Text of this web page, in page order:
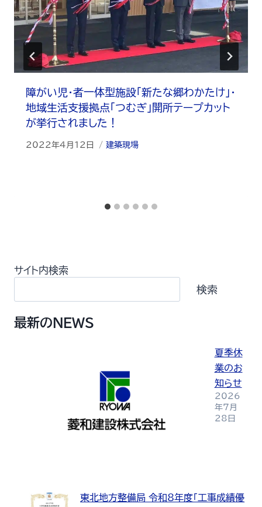
障がい児・者一体型施設「新たな郷わかたけ」・
地域生活支援拠点「つむぎ」開所テープカット
が挙行されました！
2022年4月12日 建築現場
サイト内検索
検索
最新のNEWS
夏季休
業のお
知らせ
2026
年7月
28日
東北地方整備局 令和8年度「工事成績優